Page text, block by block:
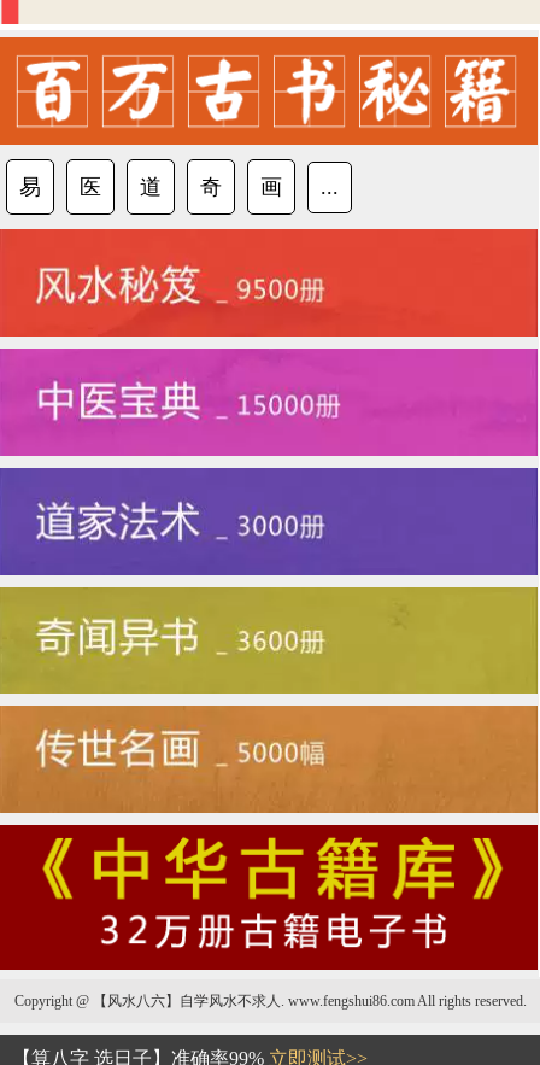
易 医 道 奇 画 ...
Copyright @ 【风水八六】自学风水不求人. www.fengshui86.com All rights reserved.
【算八字 选日子】准确率99% 立即测试>>